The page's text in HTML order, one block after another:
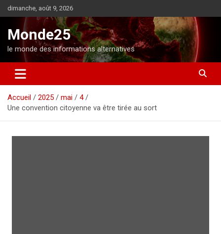
l
o
e
dimanche, août 9, 2026
Monde25
le monde des informations alternatives
Accueil 2025 mai
4
Une convention citoyenne va être tirée au sort